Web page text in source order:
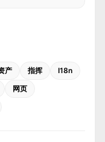
产 指挥
I18n
网页